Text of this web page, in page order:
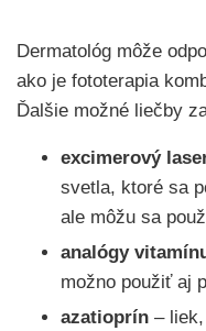
Dermatológ môže
ako je fototerapia
Ďalšie možné liečby
excimerový
svetla, ktoré sa
ale môžu sa
analógy
možno použiť aj
azatioprín –